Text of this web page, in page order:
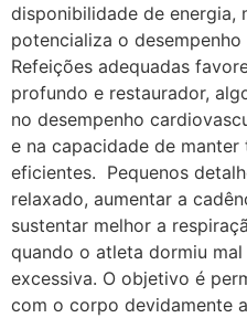
disponibilidade de energia,
potencializa o
Refeições adequadas
profundo e restaurador,
no desempenho
e na capacidade de
eficientes. Pequenos
relaxado, aumentar a
sustentar melhor a
quando o atleta dormiu
excessiva. O objetivo é
com o corpo devidamente